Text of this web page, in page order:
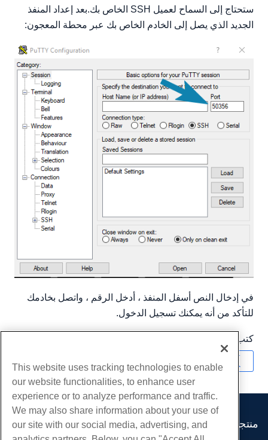
ستحتاج إلى السماح لعميل SSH الخاص بك.بعد إعداد المنفذ
الجديد الذي يصل إلى الخادم الخاص بك عبر محطة المعجون:
في إدخال النص أسفل المنفذ ، أدخل الرقم ، واتصل بخادمك
للتأكد من أنه يمكنك تسجيل الدخول.
كتب بواسطة
منتجات
This website uses tracking technologies to enable
our website functionalities, to enhance user
experience or to analyze performance and traffic.
We may also share information about your use of
our site with our social media, advertising, and